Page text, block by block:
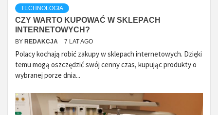
TECHNOLOGIA
CZY WARTO KUPOWAĆ W SKLEPACH
INTERNETOWYCH?
BY REDAKCJA 7 LAT AGO
Polacy kochają robić zakupy w sklepach internetowych. Dzięki
temu mogą oszczędzić swój cenny czas, kupując produkty o
wybranej porze dnia...